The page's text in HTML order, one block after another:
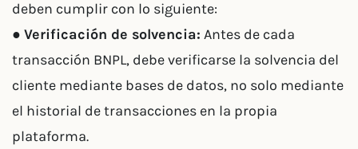
deben cumplir con lo siguiente:
● Verificación de solvencia: Antes de cada
transacción BNPL, debe verificarse la solvencia del
cliente mediante bases de datos, no solo mediante
el historial de transacciones en la propia
plataforma.